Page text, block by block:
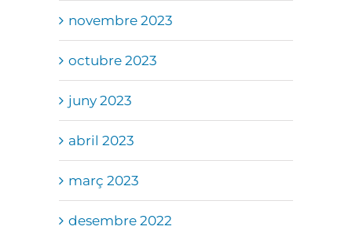
novembre 2023
octubre 2023
juny 2023
abril 2023
març 2023
desembre 2022